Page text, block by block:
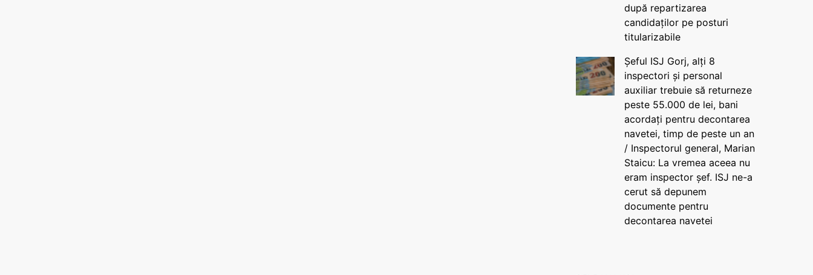
după repartizarea
candidaților pe posturi
titularizabile
Șeful ISJ Gorj, alți 8
inspectori și personal
auxiliar trebuie să returneze
peste 55.000 de lei, bani
acordați pentru decontarea
navetei, timp de peste un an
/ Inspectorul general, Marian
Staicu: La vremea aceea nu
eram inspector șef. ISJ ne-a
cerut să depunem
documente pentru
decontarea navetei